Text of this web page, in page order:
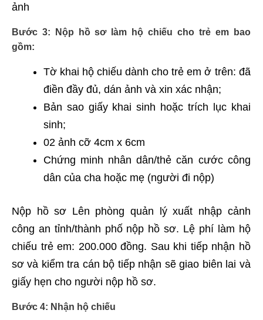
ảnh
Bước 3: Nộp hồ sơ làm hộ chiếu cho trẻ em bao
gồm:
Tờ khai hộ chiếu dành cho trẻ em ở trên: đã
điền đầy đủ, dán ảnh và xin xác nhận;
Bản sao giấy khai sinh hoặc trích lục khai
sinh;
02 ảnh cỡ 4cm x 6cm
Chứng minh nhân dân/thẻ căn cước công
dân của cha hoặc mẹ (người đi nộp)
Nộp hồ sơ Lên phòng quản lý xuất nhập cảnh
công an tỉnh/thành phố nộp hồ sơ. Lệ phí làm hộ
chiếu trẻ em: 200.000 đồng. Sau khi tiếp nhận hồ
sơ và kiểm tra cán bộ tiếp nhận sẽ giao biên lai và
giấy hẹn cho người nộp hồ sơ.
Bước 4: Nhận hộ chiếu